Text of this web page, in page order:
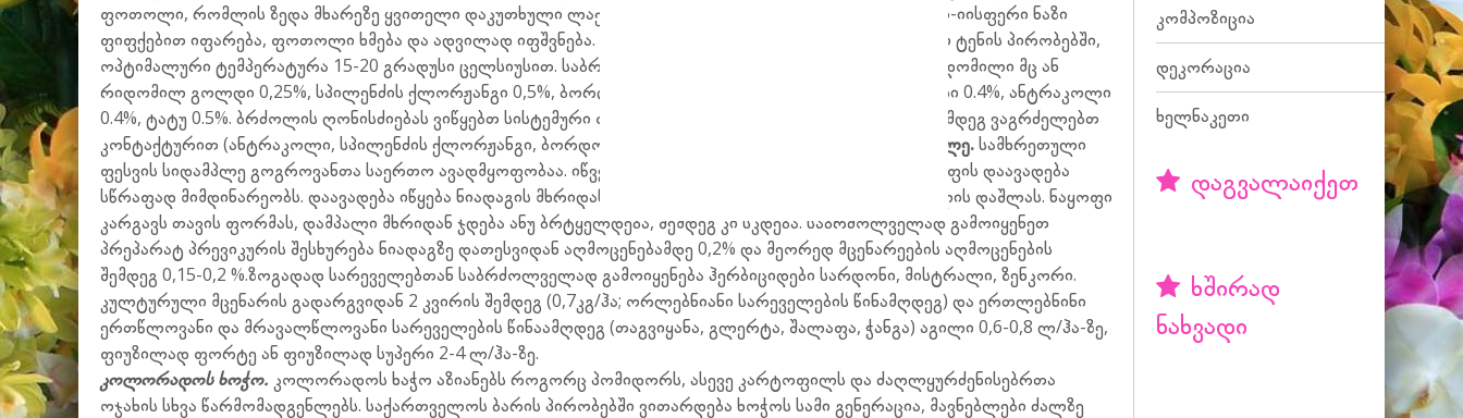
ფოთოლი, რომლის ზედა მხარეზე ყვითელი დაკუთხული ლაქები ჩნდება, ქვედა მხარე კი მონაცრისფრო-იისფერი ნაზი
ფიფქებით იფარება, ფოთოლი ხმება და ადვილად იფშვნება. დაავადება ინტენსიურად ვითარდება ჭარბი ტენის პირობებში,
ოპტიმალური ტემპერატურა 15-20 გრადუსი ცელსიუსით. საბრძოლველად გამოიყენეთ შავიტი 0,2 %, რიდომილი მც ან
რიდომილ გოლდი 0,25%, სპილენძის ქლორჟანგი 0,5%, ბორდოულის სითხე 1%, იტერალი 0.4%, კოსაიდი 0.4%, ანტრაკოლი
0.4%, ტატუ 0.5%. ბრძოლის ღონისძიებას ვიწყებთ სისტემური ფუნგიციდებით (რიდო- მილ გოლდი) და შემდეგ ვაგრძელებთ
კონტაქტურით (ანტრაკოლი, სპილენძის ქლორჟანგი, ბორდოულის სითხე).
სამხრეთული ფესვის სიდამპლე.სამხრეთული
ფესვის სიდამპლე გოგროვანთა საერთო ავადმყოფობაა. იწვევს ღეროსა და ნაყოფის დაავადებას. ნაყოფის დაავადება
სწრაფად მიმდინარეობს. დაავადება იწყება ნიადაგის მხრიდან, სოკო იჭრება ნაყოფში და იწვევს ქსოვილის დაშლას. ნაყოფი
კარგავს თავის ფორმას, დამპალი მხრიდან ჯდება ანუ ბრტყელდება, შემდეგ კი სკდება. საბრძოლველად გამოიყენეთ
პრეპარატ პრევიკურის შესხურება ნიადაგზე დათესვიდან აღმოცენებამდე 0,2% და მეორედ მცენარეების აღმოცენების
შემდეგ 0,15-0,2 %.ზოგადად სარეველებთან საბრძოლველად გამოიყენება ჰერბიციდები სარდონი, მისტრალი, ზენკორი.
კულტურული მცენარის გადარგვიდან 2 კვირის შემდეგ (0,7კგ/ჰა; ორლებნიანი სარეველების წინამღდეგ) და ერთლებნინი
ერთწლოვანი და მრავალწლოვანი სარეველების წინაამღდეგ (თაგვიყანა, გლერტა, შალაფა, ჭანგა) აგილი 0,6-0,8 ლ/ჰა-ზე,
ფიუზილად ფორტე ან ფიუზილად სუპერი 2-4 ლ/ჰა-ზე.
კოლორადოს ხოჭო. კოლორადოს ხაჭო აზიანებს როგორც პომიდორს, ასევე კარტოფილს და ძაღლყურძენისებრთა
ოჯახის სხვა წარმომადგენლებს. საქართველოს ბარის პირობებში ვითარდება ხოჭოს სამი გენერაცია, მავნებლები ძალზე
კომპოზიცია
დეკორაცია
ხელნაკეთი
დაგვალაიქეთ
ხშირად
ნახვადი